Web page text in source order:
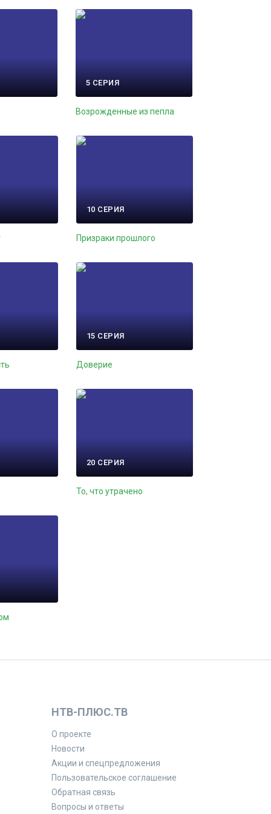
5 СЕРИЯ
Возрожденные из пепла
10 СЕРИЯ
Призраки прошлого
15 СЕРИЯ
Доверие
20 СЕРИЯ
То, что утрачено
НТВ-ПЛЮС.ТВ
О проекте
Новости
Акции и спецпредложения
Пользовательское соглашение
Обратная связь
Вопросы и ответы